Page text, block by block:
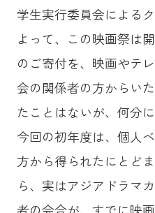
学生実行委員会による
よって、この映画祭は
のご寄付を、映画やテ
会の関係者の方からい
たことはないが、何分
今回の初年度は、個人
方から得られたにとど
ら、実はアジアドラマ